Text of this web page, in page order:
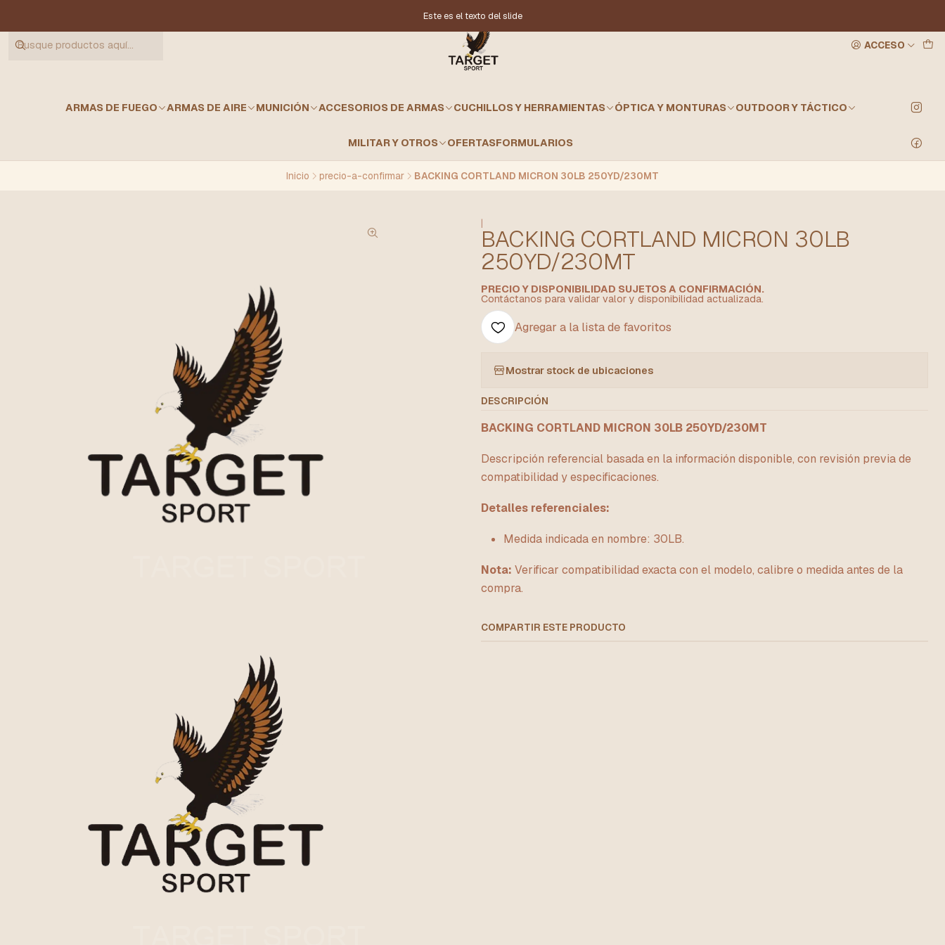
ACCESO
ARMAS DE FUEGO ARMAS DE AIRE MUNICIÓN ACCESORIOS DE ARMAS CUCHILLOS Y HERRAMIENTAS ÓPTICA Y MONTURAS OUTDOOR Y TÁCTICO
MILITAR Y OTROS OFERTASFORMULARIOS
Este es el texto del slide
Inicio precio-a-confirmar BACKING CORTLAND MICRON 30LB 250YD/230MT
|
BACKING CORTLAND MICRON 30LB
250YD/230MT
PRECIO Y DISPONIBILIDAD SUJETOS A CONFIRMACIÓN.
Contáctanos para validar valor y disponibilidad actualizada.
Agregar a la lista de favoritos
Mostrar stock de ubicaciones
DESCRIPCIÓN
BACKING CORTLAND MICRON 30LB 250YD/230MT
Descripción referencial basada en la información disponible, con revisión previa de
compatibilidad y especificaciones.
Detalles referenciales:
Medida indicada en nombre: 30LB.
Nota: Verificar compatibilidad exacta con el modelo, calibre o medida antes de la
compra.
COMPARTIR ESTE PRODUCTO